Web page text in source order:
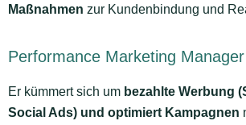
Maßnahmen zur Kundenbindung und
Performance Marketing Manager
Er kümmert sich um bezahlte Werbung
Social Ads) und optimiert Kampagnen